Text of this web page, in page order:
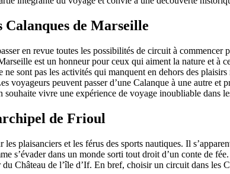
de Marseille
en revue toutes les possibilités de circuit à
est un honneur pour ceux qui aiment la nature et à
ne sont pas les activités qui manquent en dehors des
voyageurs peuvent passer d’une Calanque à une autre
souhaite vivre une expérience de voyage inoubliable dans
de Frioul
plaisanciers et les férus des sports nautiques. Il
s’évader dans un monde sorti tout droit d’un conte de
Château de l’île d’If. En bref, choisir un circuit dans les